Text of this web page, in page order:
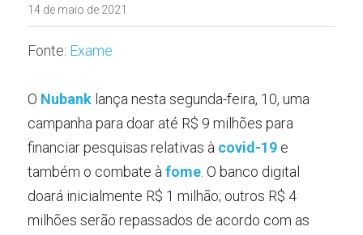
14 de maio de 2021
Fonte: Exame
O Nubank lança nesta segunda-feira, 10, uma
campanha para doar até R$ 9 milhões para
financiar pesquisas relativas à covid-19 e
também o combate à fome . O banco digital
doará inicialmente R$ 1 milhão; outros R$ 4
milhões serão repassados de acordo com as